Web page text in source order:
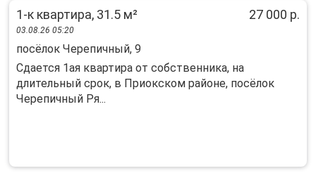
1-к квартира, 31.5 м² 27 000 р.
03.08.26 05:20
посёлок Черепичный, 9
Сдается 1ая квартира от собственника, на
длительный срок, в Приокском районе, посёлок
Черепичный Ря...